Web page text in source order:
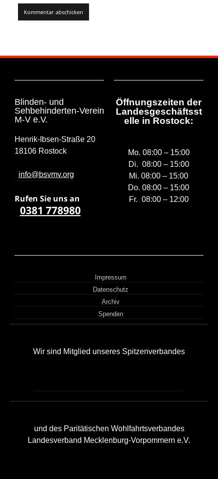
Blinden- und
Sehbehinderten-Verein
M-V e.V.
Henrik-Ibsen-Straße 20
18106 Rostock
info@bsvmv.org
Rufen Sie uns an
0381 778980
Öffnungszeiten der
Landesgeschäftsst
elle in Rostock:
Mo. 08:00 – 15:00
Di. 08:00 – 15:00
Mi. 08:00 – 15:00
Do. 08:00 – 15:00
Fr. 08:00 – 12:00
Impressum
Datenschutz
Archiv
Spenden
Wir sind Mitglied unseres Spitzenverbandes
und des Paritätischen Wohlfahrtsverbandes
Landesverband Mecklenburg-Vorpommern e.V.